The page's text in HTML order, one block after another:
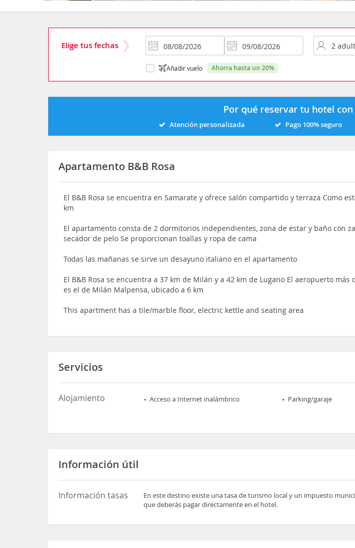
Elige tus fechas
Añadir vuelo ahorra hasta un 20%
Por qué reservar tu hotel
Atención personalizada Pago 100% seguro
Apartamento B&B Rosa
El B&B Rosa se encuentra en Samarate y ofrece salón compartido y terraza Como
km
El apartamento consta de 2 dormitorios independientes, zona de estar y baño con
secador de pelo Se proporcionan toallas y ropa de cama
Todas las mañanas se sirve un desayuno italiano en el apartamento
El B&B Rosa se encuentra a 37 km de Milán y a 42 km de Lugano El aeropuerto más
es el de Milán Malpensa, ubicado a 6 km
This apartment has a tile/marble floor, electric kettle and seating area
Servicios
Alojamiento Acceso a Internet inalámbrico Parking/garaje
Información útil
Información tasas
En este destino existe una tasa de turismo local y un impuesto
que deberás pagar directamente en el hotel.